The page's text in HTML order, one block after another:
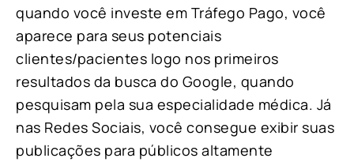
quando você investe em Tráfego Pago, você
aparece para seus potenciais
clientes/pacientes logo nos primeiros
resultados da busca do Google, quando
pesquisam pela sua especialidade médica. Já
nas Redes Sociais, você consegue exibir suas
publicações para públicos altamente